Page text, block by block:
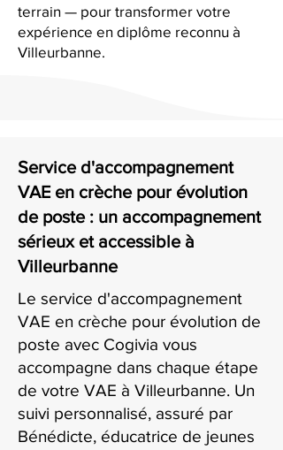
terrain — pour transformer votre
expérience en diplôme reconnu à
Villeurbanne.
Service d'accompagnement
VAE en crèche pour évolution
de poste : un accompagnement
sérieux et accessible à
Villeurbanne
Le service d'accompagnement
VAE en crèche pour évolution de
poste avec Cogivia vous
accompagne dans chaque étape
de votre VAE à Villeurbanne. Un
suivi personnalisé, assuré par
Bénédicte, éducatrice de jeunes